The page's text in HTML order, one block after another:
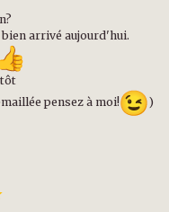
arrivé aujourd'hui.
pensez à moi!
)